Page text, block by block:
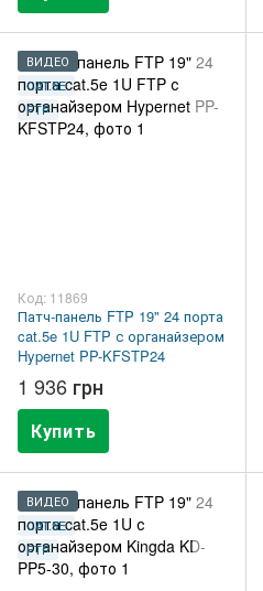
ВИДЕО
CAT.5E
FTP
Код: 11869
Патч-панель FTP 19" 24 порта
cat.5e 1U FTP с органайзером
Hypernet PP-KFSTP24
1 936 грн
Купить
ВИДЕО
CAT.5E
FTP